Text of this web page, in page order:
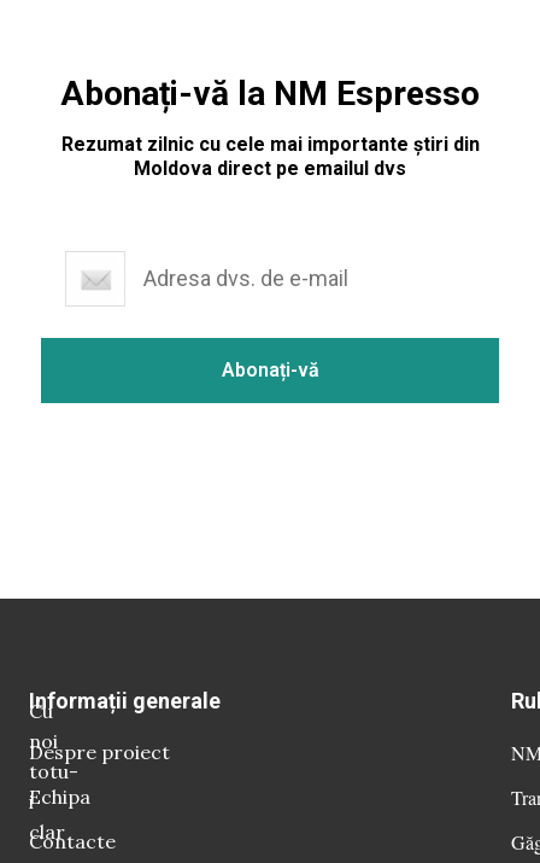
Abonați-vă la NM Espresso
Rezumat zilnic cu cele mai importante știri din
Moldova direct pe emailul dvs
Cu
noi
totu-
i
clar
Informații generale
Despre proiect
Echipa
Contacte